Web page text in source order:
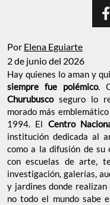
Por Elena Eguiarte
2 de junio del 2026
Hay quienes lo aman y
siempre fue polémico.
Churubuscoseguro lo
morado más
1994. El Centro
institución dedicada al
como a la difusión de su
con escuelas de arte,
investigación, galerías,
y jardines donde
no todo el mundo sabe